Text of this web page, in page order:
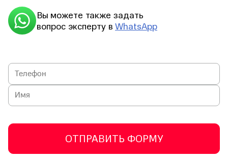
Вы можете также задать
вопрос эксперту в WhatsApp
ОТПРАВИТЬ ФОРМУ